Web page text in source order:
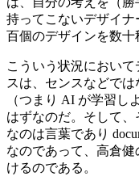
持ってこないデザイ
百個のデザインを数十
こういう状況におい
スは、センスなどで
（つまり AI が学習し
はずなのだ。そして
なのは言葉であり
なのであって、高倉
けるのである。